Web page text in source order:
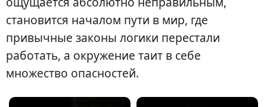
становится началом пути в мир, где
привычные законы логики перестали
работать, а окружение таит в себе
множество опасностей.